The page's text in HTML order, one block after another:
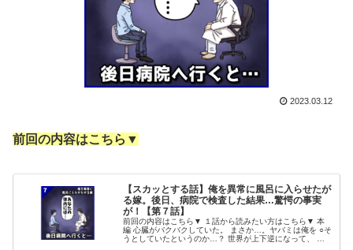
2023.03.12
前回の内容はこちら▼
【スカッとする話】俺を異常に風呂に入らせたが
る嫁。後日、病院で検査した結果…驚愕の事実
が！【第７話】
前回の内容はこちら▼ １話から読みたい方はこちら▼ 本
編 心臓がバクバクしていた。 まさか…。ヤバミは俺を ○そ
うとしていたというのか…？ 世界が上下逆になって、 ガ